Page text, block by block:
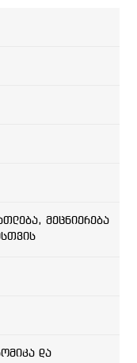
მეცნიერება
და